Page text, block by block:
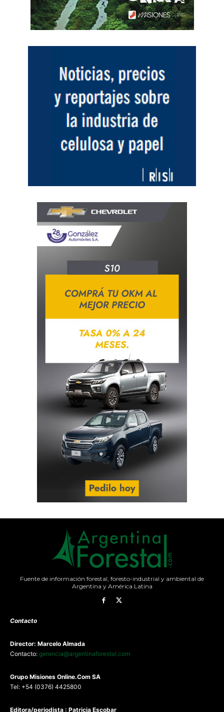
Fuente de información forestal, foresto-industrial y ambiental de
Argentina y América Latina
Contacto
Director: Marcelo Almada
Contacto: gerencia@argentinaforestal.com
Grupo Misiones Online.Com SA
Tel: +54 (0376) 4425800
Editora/periodista : Patricia Escobar